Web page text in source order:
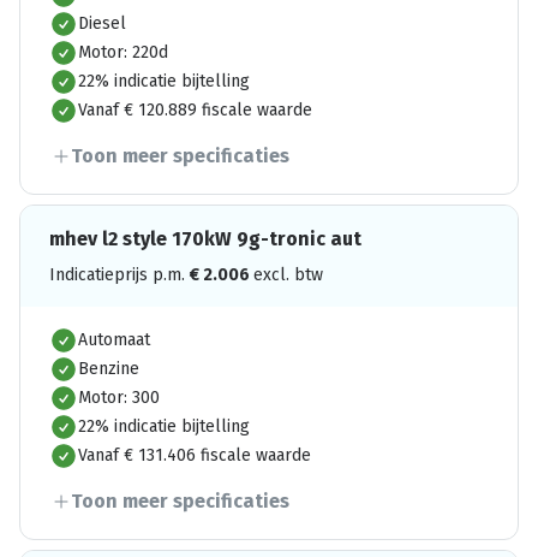
Diesel
Motor: 220d
22% indicatie bijtelling
Vanaf € 120.889 fiscale waarde
Toon meer specificaties
mhev l2 style 170kW 9g-tronic aut
Indicatieprijs p.m. € 2.006 excl. btw
Automaat
Benzine
Motor: 300
22% indicatie bijtelling
Vanaf € 131.406 fiscale waarde
Toon meer specificaties